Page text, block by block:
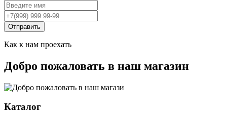
Отправить
Как к нам проехать
Добро пожаловать в наш магазин
Каталог